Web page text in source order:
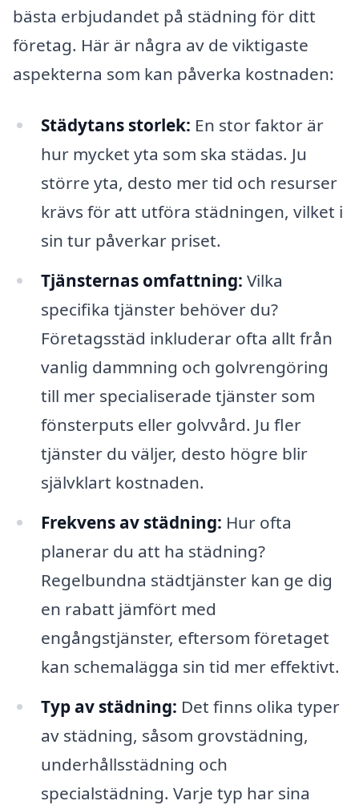
bästa erbjudandet på städning för ditt
företag. Här är några av de viktigaste
aspekterna som kan påverka kostnaden:
Städytans storlek: En stor faktor är
hur mycket yta som ska städas. Ju
större yta, desto mer tid och resurser
krävs för att utföra städningen, vilket i
sin tur påverkar priset.
Tjänsternas omfattning: Vilka
specifika tjänster behöver du?
Företagsstäd inkluderar ofta allt från
vanlig dammning och golvrengöring
till mer specialiserade tjänster som
fönsterputs eller golvvård. Ju fler
tjänster du väljer, desto högre blir
självklart kostnaden.
Frekvens av städning: Hur ofta
planerar du att ha städning?
Regelbundna städtjänster kan ge dig
en rabatt jämfört med
engångstjänster, eftersom företaget
kan schemalägga sin tid mer effektivt.
Typ av städning: Det finns olika typer
av städning, såsom grovstädning,
underhållsstädning och
specialstädning. Varje typ har sina